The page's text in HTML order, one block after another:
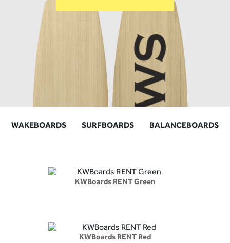
WAKEBOARDS SURFBOARDS BALANCEBOARDS
KWBoards RENT Green
KWBoards RENT Red